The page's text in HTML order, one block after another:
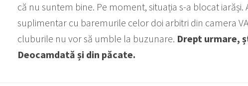
că nu suntem bine. Pe moment, situația s-a blocat
suplimentar cu baremurile celor doi arbitri din camera
cluburile nu vor să umble la buzunare. Drept urmare,
Deocamdată și din păcate.